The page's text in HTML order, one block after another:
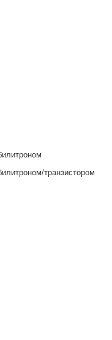
транзистором